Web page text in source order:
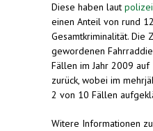
Diese haben laut
einen Anteil von rund
Gesamtkriminalität. Die
gewordenen
Fällen im Jahr 2009
zurück, wobei im
2 von 10 Fällen
Witere Informationen